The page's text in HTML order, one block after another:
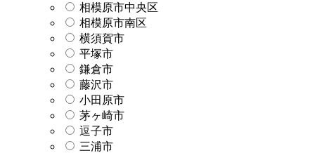
相模原市中央区
相模原市南区
横須賀市
平塚市
鎌倉市
藤沢市
小田原市
茅ヶ崎市
逗子市
三浦市